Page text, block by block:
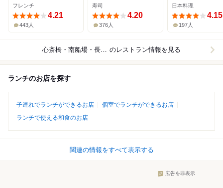
フレンチ
4.21
443人
寿司
4.20
376人
日本料理
4.15
197人
心斎橋・南船場・長堀橋 のレストラン情報を見る
ランチのお店を探す
子連れでランチができるお店
個室でランチができるお店
ランチで使える和食のお店
関連の情報をすべて表示する
広告を非表示